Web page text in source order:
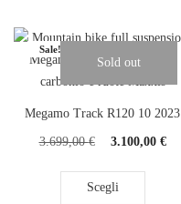
Sale!
Sold out
Megamo Track R120 10 2023
3.699,00€ 3.100,00 €
Scegli